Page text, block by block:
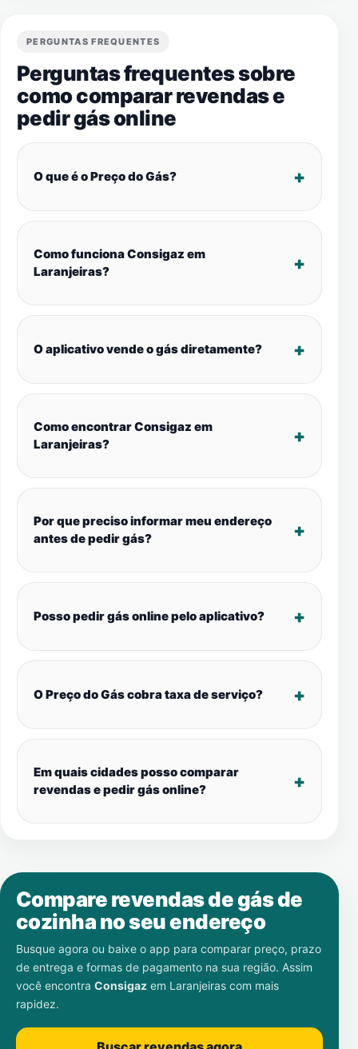
PERGUNTAS FREQUENTES
Perguntas frequentes sobre
como comparar revendas e
pedir gás online
O que é o Preço do Gás?
Como funciona Consigaz em
Laranjeiras?
O aplicativo vende o gás diretamente?
Como encontrar Consigaz em
Laranjeiras?
Por que preciso informar meu endereço
antes de pedir gás?
Posso pedir gás online pelo aplicativo?
O Preço do Gás cobra taxa de serviço?
Em quais cidades posso comparar
revendas e pedir gás online?
Compare revendas de gás de
cozinha no seu endereço
Busque agora ou baixe o app para comparar preço, prazo
de entrega e formas de pagamento na sua região. Assim
você encontra Consigaz em Laranjeiras com mais
rapidez.